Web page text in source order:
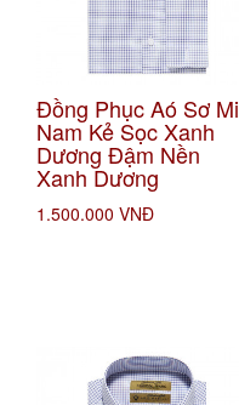
Đồng Phục Aó Sơ Mi
Nam Kẻ Sọc Xanh
Dương Đậm Nền
Xanh Dương
1.500.000 VNĐ